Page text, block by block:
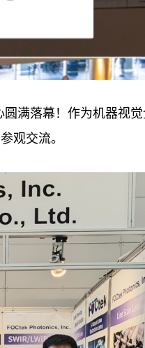
满落幕！作为机器视
观交流。